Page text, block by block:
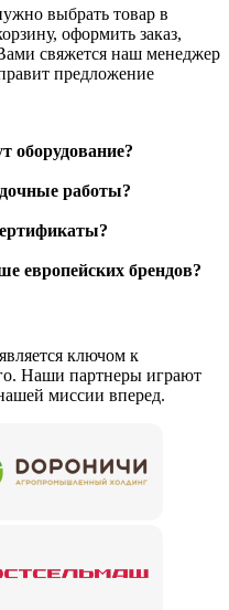
выбрать товар в
оформить заказ,
свяжется наш менеджер
предложение
оборудование?
работы?
европейских брендов?
ключом к
Наши партнеры играют
миссии вперед.